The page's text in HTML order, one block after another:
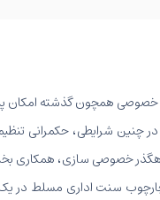
همچون گذشته امکان
چنین شرایطی، حکمرانی
از رهگذر خصوصی سازی،
سنت اداری مسلط در